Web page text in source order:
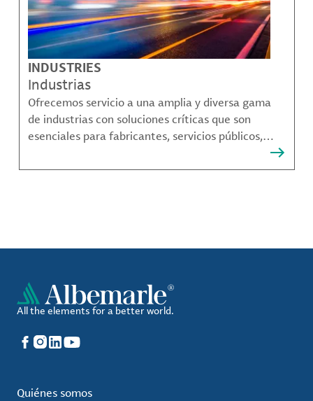
INDUSTRIES
Industrias
Ofrecemos servicio a una amplia y diversa gama
de industrias con soluciones críticas que son
esenciales para fabricantes, servicios públicos,
compuestos de materiales y mucho más.
All the elements for a better world.
Facebook
Instagram
LinkedIn
YouTube
Quiénes somos